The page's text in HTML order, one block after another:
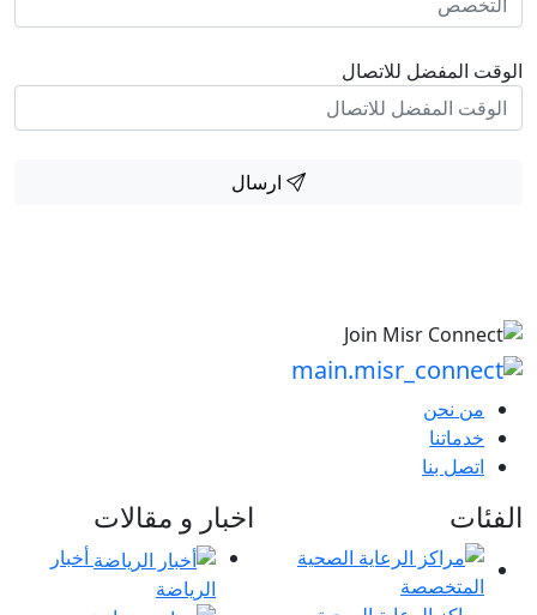
الوقت المفضل للاتصال
ارسال
من نحن
خدماتنا
اتصل بنا
الفئات اخبار و مقالات
أخبار
الرياضة